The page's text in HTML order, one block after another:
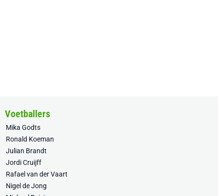
Voetballers
Mika Godts
Ronald Koeman
Julian Brandt
Jordi Cruijff
Rafael van der Vaart
Nigel de Jong